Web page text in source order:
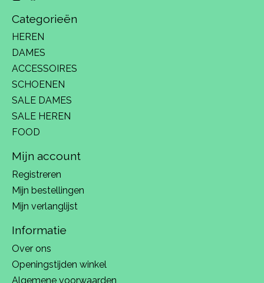
Categorieën
HEREN
DAMES
ACCESSOIRES
SCHOENEN
SALE DAMES
SALE HEREN
FOOD
Mijn account
Registreren
Mijn bestellingen
Mijn verlanglijst
Informatie
Over ons
Openingstijden winkel
Algemene voorwaarden